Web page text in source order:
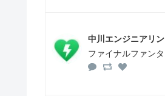
中川エンジニアリ
ファイナルファン